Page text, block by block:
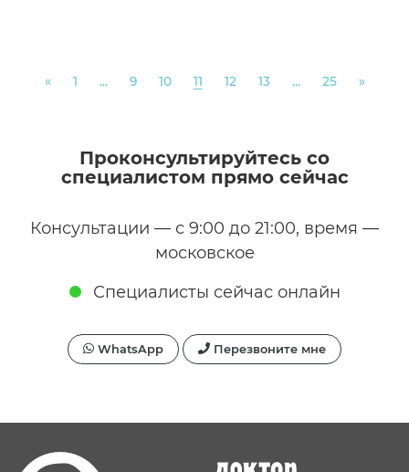
«Previous
1 ... 9 10 11 12 13 ... 25 »Next
Проконсультируйтесь со
специалистом прямо сейчас
Консультации — с 9:00 до 21:00, время —
московское
Специалисты сейчас онлайн
WhatsApp Перезвоните мне